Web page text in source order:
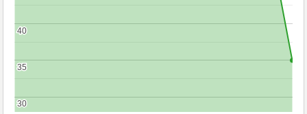
30
30
35
35
40
40